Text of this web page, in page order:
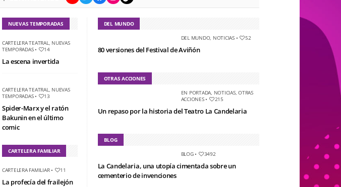
NUEVAS TEMPORADAS
CARTELERA TEATRAL, NUEVAS
TEMPORADAS• 14
La escena invertida
CARTELERA TEATRAL, NUEVAS
TEMPORADAS• 13
Spider-Marx y el ratón
Bakunin en el último
comic
CARTELERA FAMILIAR
CARTELERA FAMILIAR• 11
La profecía del frailejón
DEL MUNDO
DEL MUNDO, NOTICIAS• 52
80 versiones del Festival de Aviñón
OTRAS ACCIONES
EN PORTADA, NOTICIAS,OTRAS
ACCIONES• 215
Un repaso por la historia del Teatro La Candelaria
BLOG
BLOG• 3492
La Candelaria, una utopía cimentada sobre un
cementerio de invenciones